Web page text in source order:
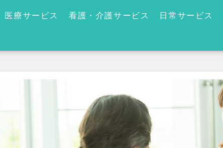
医療サービス 看護・介護サービス 日常サービス